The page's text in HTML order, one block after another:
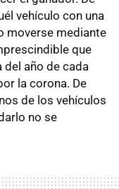
vehículo con una
moverse mediante
que
del año de cada
la corona. De
de los vehículos
no se